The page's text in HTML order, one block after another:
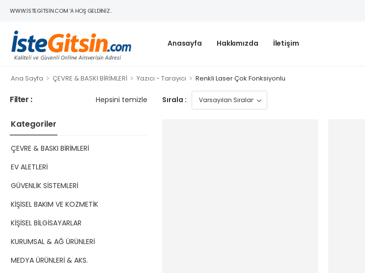
WWW.ISTEGITSIN.COM 'A HOŞ GELDINIZ..
Anasayfa Hakkımızda İletişim
Ana Sayfa > ÇEVRE & BASKI BİRİMLERİ > Yazıcı - Tarayıcı > Renkli Laser Çok Fonksiyonlu
Filter : Hepsini temizle
Kategoriler
ÇEVRE & BASKI BİRİMLERİ
EV ALETLERİ
GÜVENLİK SİSTEMLERİ
KİŞİSEL BAKIM VE KOZMETİK
KİŞİSEL BİLGİSAYARLAR
KURUMSAL & AĞ ÜRÜNLERİ
MEDYA ÜRÜNLERİ & AKS.
Sırala :